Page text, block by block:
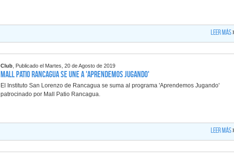
Leer más
Club , Publicado el Martes, 20 de Agosto de 2019
Mall Patio Rancagua se une a 'Aprendemos Jugando'
El Instituto San Lorenzo de Rancagua se suma al programa 'Aprendemos Jugando'
patrocinado por Mall Patio Rancagua.
Leer más